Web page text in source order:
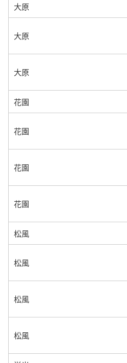
大原
大原
大原
花園
花園
花園
花園
松風
松風
松風
松風